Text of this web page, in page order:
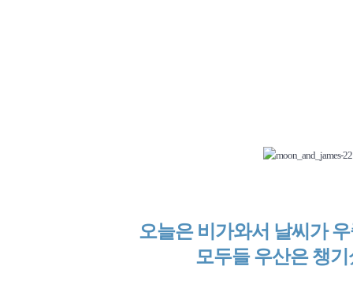
오늘은 비가와서 날씨가
모두들 우산은 챙기